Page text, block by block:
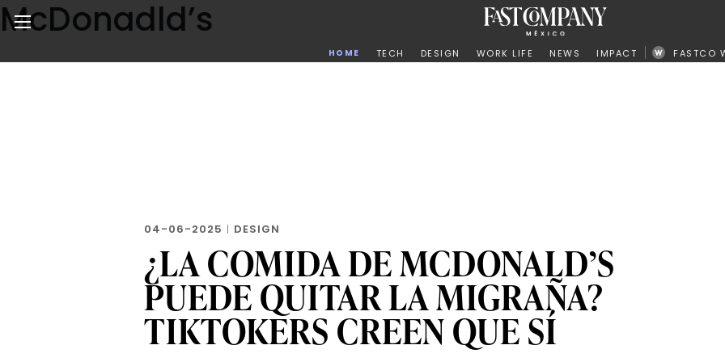
Skip
to
content
Noticias de negocios, innovación, tecnología y diseño
HOME TECH DESIGN WORK LIFE NEWS IMPACT FASTCO
McDonadld’s
04-06-2025 | DESIGN
¿LA COMIDA DE MCDONALD’S
PUEDE QUITAR LA MIGRAÑA?
TIKTOKERS CREEN QUE SÍ